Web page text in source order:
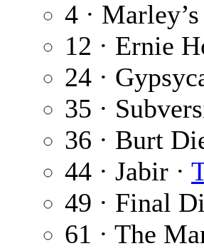
4 · Marley’s
12 · Ernie
24 ·
35 ·
36 · Burt
44 · Jabir ·
49 · Final
61 · The